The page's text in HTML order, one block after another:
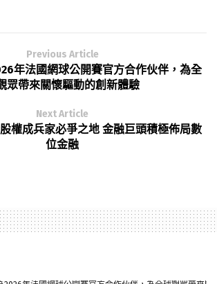
Previous Article
年法國網球公開賽官方合作伙伴，為全
眾帶來關懷驅動的創新體驗
Next Article
權成兵家必爭之地 金融巨頭積極佈局數
位金融